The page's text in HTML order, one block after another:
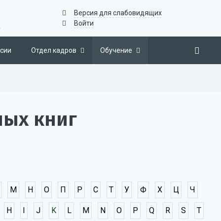
Версия для слабовидящих
Войти
Отдел кадров Обучение
книг
М Н О П Р С Т У Ф Х Ц Ч
H I J K L M N O P Q R S T